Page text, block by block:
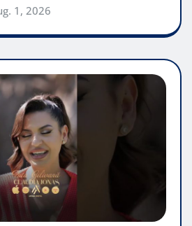
1, 2026